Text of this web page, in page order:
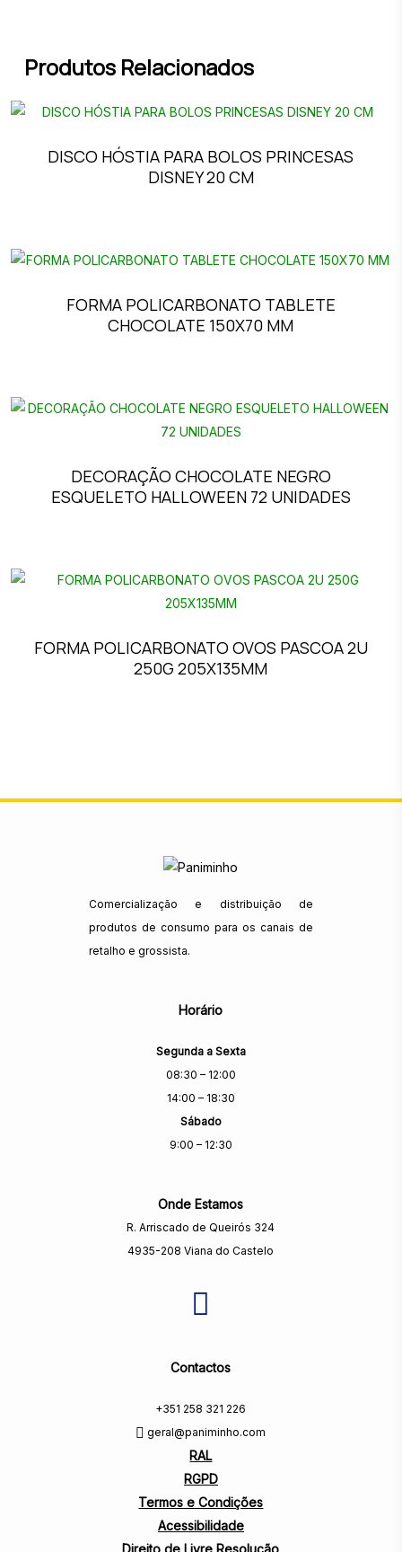
Produtos Relacionados
DISCO HÓSTIA PARA BOLOS PRINCESAS
DISNEY 20 CM
FORMA POLICARBONATO TABLETE
CHOCOLATE 150X70 MM
DECORAÇÃO CHOCOLATE NEGRO
ESQUELETO HALLOWEEN 72 UNIDADES
FORMA POLICARBONATO OVOS PASCOA 2U
250G 205X135MM
Comercialização e distribuição de
produtos de consumo para os canais de
retalho e grossista.
Horário
Segunda a Sexta
08:30 – 12:00
14:00 – 18:30
Sábado
9:00 – 12:30
Onde Estamos
R. Arriscado de Queirós 324
4935-208 Viana do Castelo
Contactos
+351 258 321 226
geral@paniminho.com
RAL
RGPD
Termos e Condições
Acessibilidade